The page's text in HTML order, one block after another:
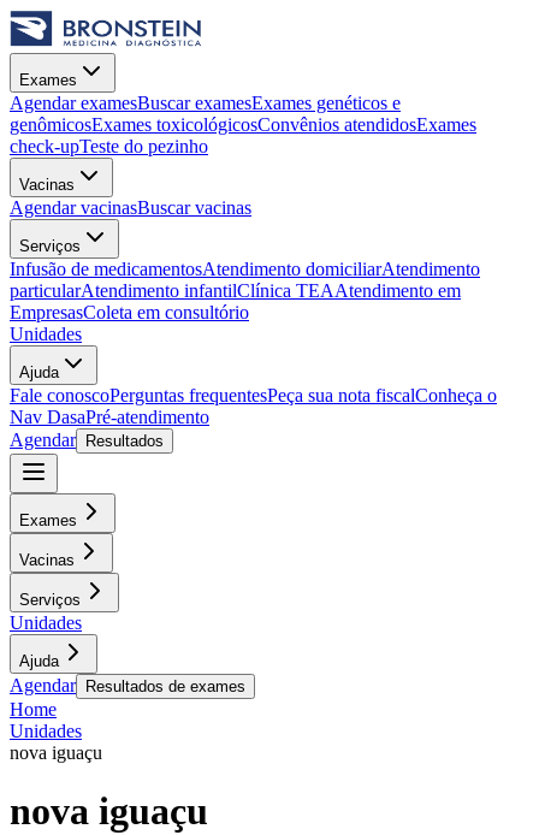
Exames
Agendar examesBuscar examesExames genéticos e
genômicosExames toxicológicosConvênios atendidosExames
check-upTeste do pezinho
Vacinas
Agendar vacinasBuscar vacinas
Serviços
Infusão de medicamentosAtendimento domiciliarAtendimento
particularAtendimento infantilClínica TEAAtendimento em
EmpresasColeta em consultório
Unidades
Ajuda
Fale conoscoPerguntas frequentesPeça sua nota fiscalConheça o
Nav DasaPré-atendimento
Agendar
Resultados
Exames
Vacinas
Serviços
Unidades
Ajuda
Agendar Resultados de exames
Home
Unidades
nova iguaçu
nova iguaçu